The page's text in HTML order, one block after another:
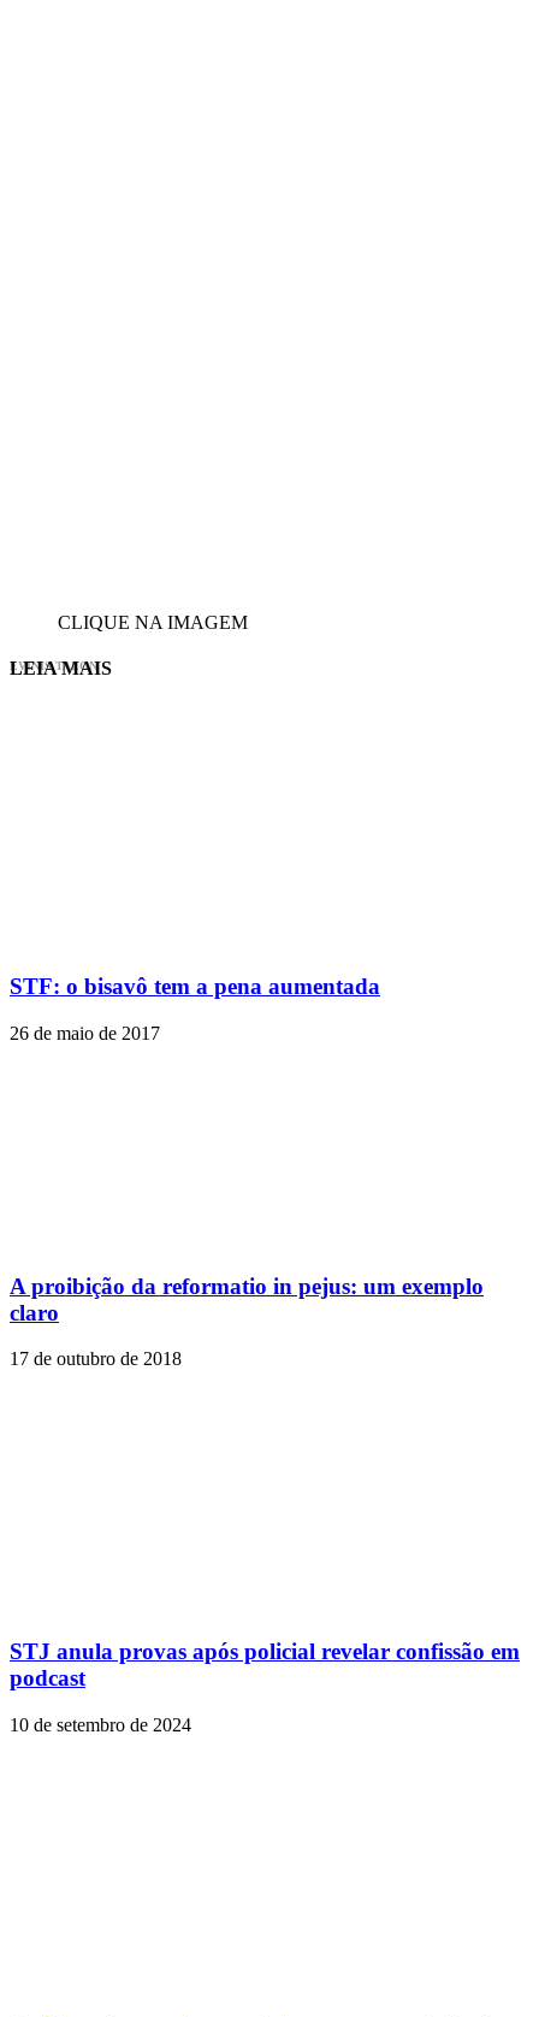
CLIQUE NA IMAGEM
EVINIS TALON
LEIA MAIS
STF: o bisavô tem a pena aumentada
26 de maio de 2017
A proibição da reformatio in pejus: um exemplo
claro
17 de outubro de 2018
STJ anula provas após policial revelar confissão em
podcast
10 de setembro de 2024